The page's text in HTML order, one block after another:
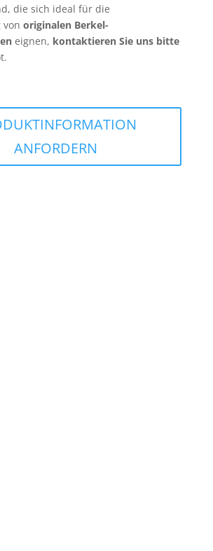
die sich ideal für die
von originalen Berkel-
eignen, kontaktieren Sie uns bitte
ANFORDERN